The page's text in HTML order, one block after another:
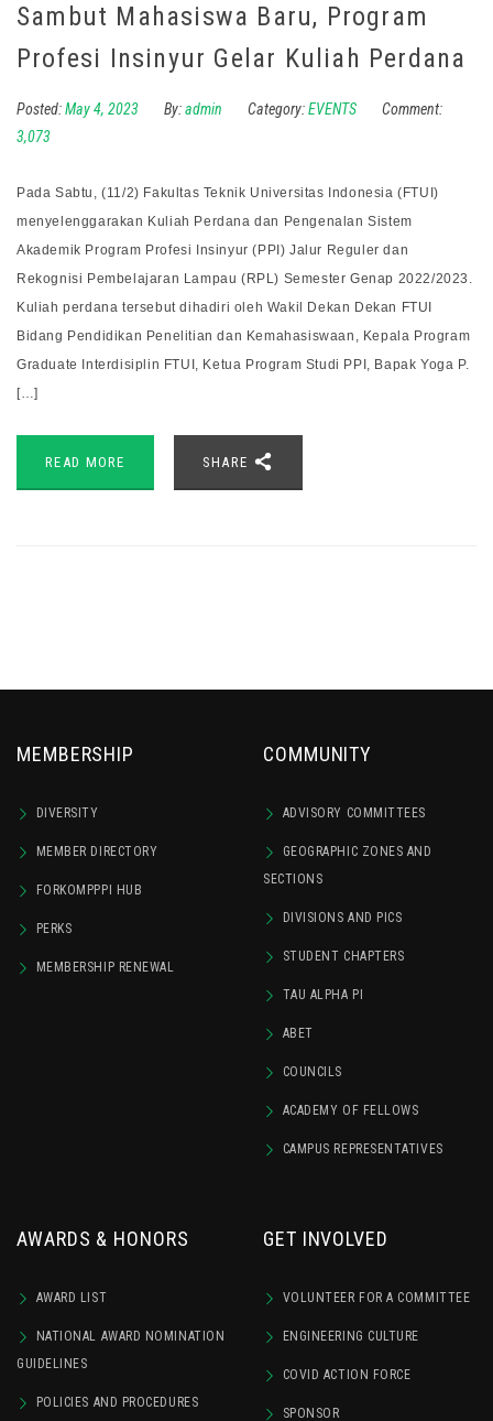
Sambut Mahasiswa Baru, Program
Profesi Insinyur Gelar Kuliah Perdana
Posted:May 4, 2023 By:admin Category:EVENTS
Comment:
3,073
Pada Sabtu, (11/2) Fakultas Teknik Universitas Indonesia (FTUI)
menyelenggarakan Kuliah Perdana dan Pengenalan Sistem
Akademik Program Profesi Insinyur (PPI) Jalur Reguler dan
Rekognisi Pembelajaran Lampau (RPL) Semester Genap 2022/2023.
Kuliah perdana tersebut dihadiri oleh Wakil Dekan Dekan FTUI
Bidang Pendidikan Penelitian dan Kemahasiswaan, Kepala Program
Graduate Interdisiplin FTUI, Ketua Program Studi PPI, Bapak Yoga P.
[…]
READ MORE SHARE
MEMBERSHIP
DIVERSITY
MEMBER DIRECTORY
FORKOMPPPI HUB
PERKS
MEMBERSHIP RENEWAL
COMMUNITY
ADVISORY COMMITTEES
GEOGRAPHIC ZONES AND
SECTIONS
DIVISIONS AND PICS
STUDENT CHAPTERS
TAU ALPHA PI
ABET
COUNCILS
ACADEMY OF FELLOWS
CAMPUS REPRESENTATIVES
AWARDS & HONORS
AWARD LIST
NATIONAL AWARD NOMINATION
GUIDELINES
POLICIES AND PROCEDURES
GET INVOLVED
VOLUNTEER FOR A COMMITTEE
ENGINEERING CULTURE
COVID ACTION FORCE
SPONSOR